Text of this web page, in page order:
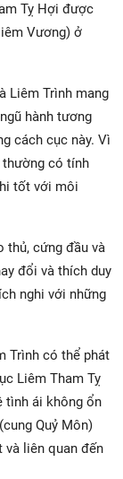
Tỵ Hợi được
Vương) ở
Liêm Trình mang
hành tương
cách cục này. Vì
thường có tính
tốt với môi
thủ, cứng đầu và
đổi và thích duy
nghi với những
Trình có thể phát
Liêm Tham Tỵ
tình ái không ổn
Quỷ Môn)
và liên quan đến